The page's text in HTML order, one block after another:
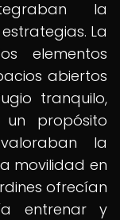
la
La
elementos
abiertos
tranquilo,
propósito
la
movilidad en
ofrecían
entrenar y